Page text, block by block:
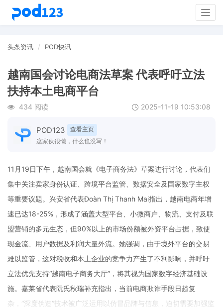
头条资讯 POD快讯
越南国会讨论电商法草案 代表呼吁立法
扶持本土电商平台
434 阅读 2025-11-19 10:53:08
POD123
查看主页
这家伙很懒，什么也没写！
11月19日下午，越南国会就《电子商务法》草案进行讨论，代表们
集中关注卖家身份认证、跨境平台监管、数据安全及国家数字主权
等重要议题。兴安省代表Đoàn Thị Thanh Mai指出，越南电商年增
速已达18-25%，形成了涵盖大型平台、小微商户、物流、支付及联
盟营销的多元生态，但90%以上的市场份额被外资平台占据，致使
现金流、用户数据及利润大量外流。她强调，由于境外平台的交易
难以监管，这对税收和本土企业的竞争力产生了不利影响，并呼吁
立法优先支持“越南电子商务大厅”，将其视为国家数字经济基础设
施。嘉莱省代表阮氏秋瑞补充指出，当前电商欺诈手段日趋复
杂，“深度伪造”技术被广泛运用以仿冒品牌与信息，迫切需要加强监